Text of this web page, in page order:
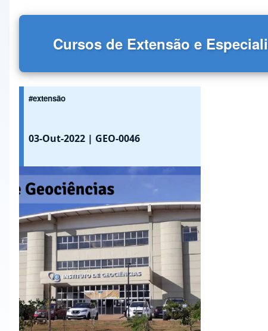
Cursos de Extensão e
#extensão
03-Out-2022 | GEO-0046